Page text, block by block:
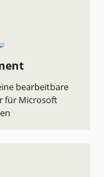
bearbeitbare
für Microsoft